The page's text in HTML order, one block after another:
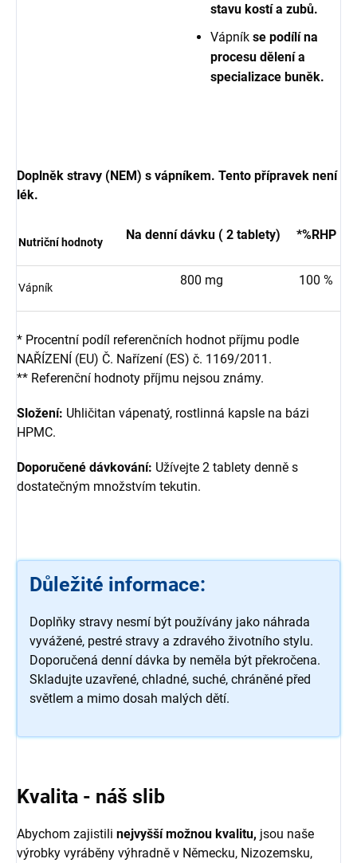
stavu kostí a zubů.
Vápník se podílí na
procesu dělení a
specializace buněk.
Doplněk stravy (NEM) s vápníkem. Tento přípravek není
lék.
Nutriční hodnoty Na denní dávku ( 2 tablety) *%RHP
Vápník 800 mg 100 %
* Procentní podíl referenčních hodnot příjmu podle
NAŘÍZENÍ (EU) Č. Nařízení (ES) č. 1169/2011.
** Referenční hodnoty příjmu nejsou známy.
Složení: Uhličitan vápenatý, rostlinná kapsle na bázi
HPMC.
Doporučené dávkování: Užívejte 2 tablety denně s
dostatečným množstvím tekutin.
Důležité informace:
Doplňky stravy nesmí být používány jako náhrada
vyvážené, pestré stravy a zdravého životního stylu.
Doporučená denní dávka by neměla být překročena.
Skladujte uzavřené, chladné, suché, chráněné před
světlem a mimo dosah malých dětí.
Kvalita - náš slib
Abychom zajistili nejvyšší možnou kvalitu, jsou naše
výrobky vyráběny výhradně v Německu, Nizozemsku,